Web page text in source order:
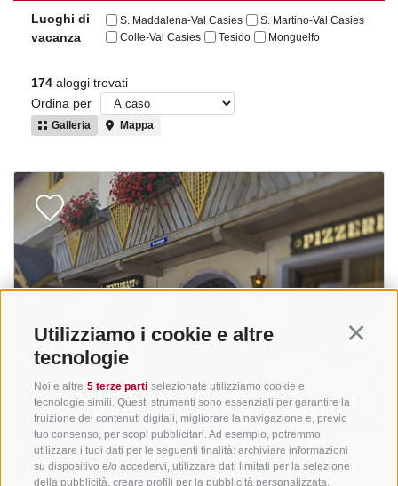
Utilizziamo i cookie e altre
tecnologie
Noi e altre 5 terze parti selezionate utilizziamo cookie e
tecnologie simili. Questi strumenti sono essenziali per garantire la
fruizione dei contenuti digitali, migliorare la navigazione e, previo
tuo consenso, per scopi pubblicitari. Ad esempio, potremmo
utilizzare i tuoi dati per le seguenti finalità: archiviare informazioni
su dispositivo e/o accedervi, utilizzare dati limitati per la selezione
della pubblicità, creare profili per la pubblicità personalizzata,